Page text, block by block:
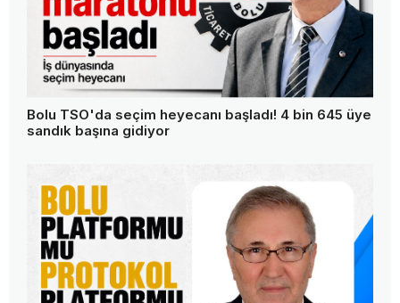
Bolu TSO'da seçim heyecanı başladı! 4 bin 645 üye
sandık başına gidiyor